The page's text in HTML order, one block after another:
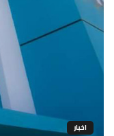
اخبار